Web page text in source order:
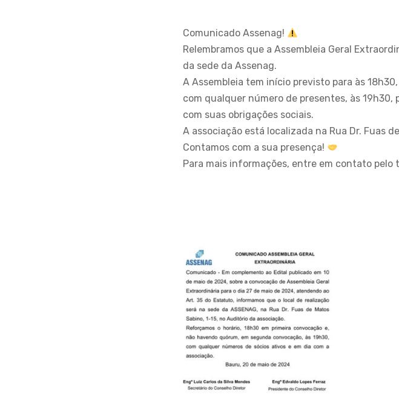
Comunicado Assenag!
Relembramos que a Assembleia Geral
da sede da Assenag.
A Assembleia tem início previsto para às
com qualquer número de presentes, às
com suas obrigações sociais.
A associação está localizada na Rua Dr. Fuas
Contamos com a sua presença!
Para mais informações, entre em contato pelo